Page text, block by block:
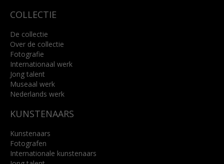
COLLECTIE
De collectie
Over de collectie
Fotografie
Internationaal werk
Jong talent
Museaal werk
Nederlands werk
KUNSTENAARS
Kunstenaars
Fotografen
Internationale kunstenaars